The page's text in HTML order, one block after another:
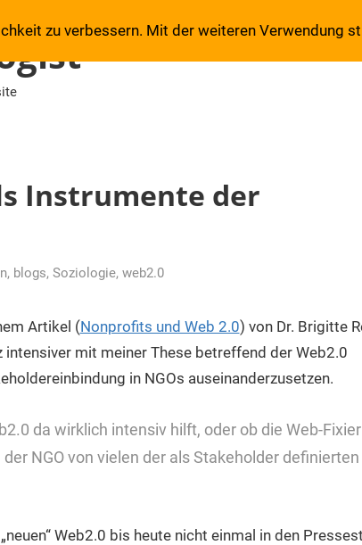
Instrumente der
, blogs, Soziologie, web2.0
Artikel (Nonprofits und Web 2.0) von Dr. Brigitte
mit meiner These betreffend der Web2.0
in NGOs auseinanderzusetzen.
da wirklich intensiv hilft, oder ob die Web-
NGO von vielen der als Stakeholder definierten
Web2.0 bis heute nicht einmal in den
zu verbessern. Mit der weiteren Verwendung